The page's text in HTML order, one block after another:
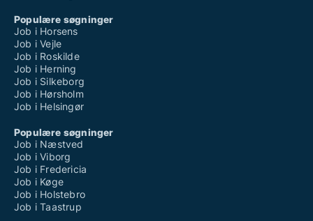
Populære søgninger
Job i Horsens
Job i Vejle
Job i Roskilde
Job i Herning
Job i Silkeborg
Job i Hørsholm
Job i Helsingør
Populære søgninger
Job i Næstved
Job i Viborg
Job i Fredericia
Job i Køge
Job i Holstebro
Job i Taastrup